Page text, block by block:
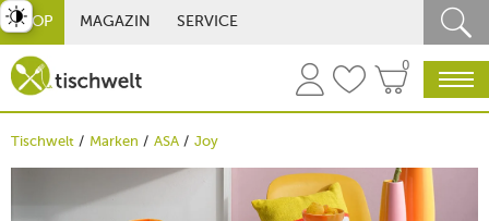
SHOP MAGAZIN SERVICE
0
Tischwelt Marken ASA Joy
umschalten